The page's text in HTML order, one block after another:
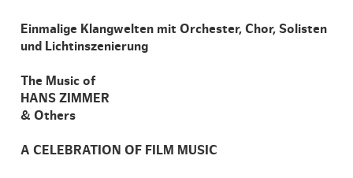
Einmalige Klangwelten mit Orchester, Chor, Solisten
und Lichtinszenierung
The Music of
HANS ZIMMER
& Others
A CELEBRATION OF FILM MUSIC